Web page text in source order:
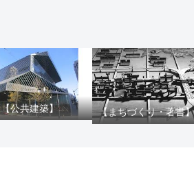
【公共建築】 【まちづくり・著書